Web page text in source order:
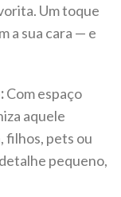
Um toque
a sua cara — e
Com espaço
aquele
filhos, pets ou
pequeno,